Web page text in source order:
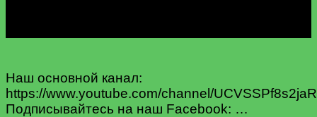
Наш основной канал:
https://www.youtube.com/channel/
Подписывайтесь на наш Facebook: …